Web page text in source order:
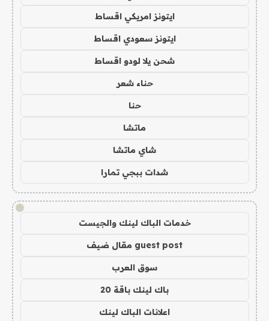
ايتونز امريكي اقساط
ايتونز سعودي اقساط
شحن يلا لودو اقساط
حناء شعر
حنا
ماتشا
شاي ماتشا
شدات ببجي تمارا
!
خدمات الباك لينك والجيست
guest post مقال ضيف
سوق العرب
باك لينك باقة 20
اعلانات الباك لينك